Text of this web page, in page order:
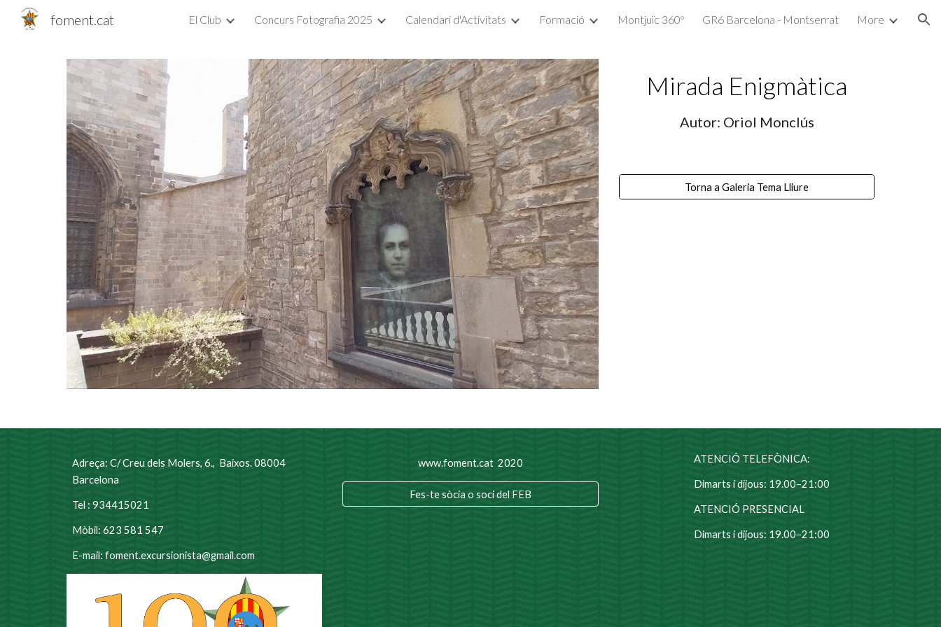
Skip to main content Skip to navigation
foment.cat El Club Concurs Fotografia 2025 Calendari d'Activitats Formació Montjuïc 360º GR6 Barcelona - Montserrat More
Mirada Enigmàtica
Autor: Oriol Monclús
Torna a Galeria Tema Lliure
Adreça: C/ Creu dels Molers, 6., Baixos. 08004
Barcelona
Tel : 934415021
Mòbil: 623 581 547
E-mail: foment.excursionista@gmail.com
www.foment.cat 2020
Fes-te sòcia o soci del FEB
ATENCIÓ TELEFÒNICA:
Dimarts i dijous: 19.00–21:00
ATENCIÓ PRESENCIAL
Dimarts i dijous: 19.00–21:00